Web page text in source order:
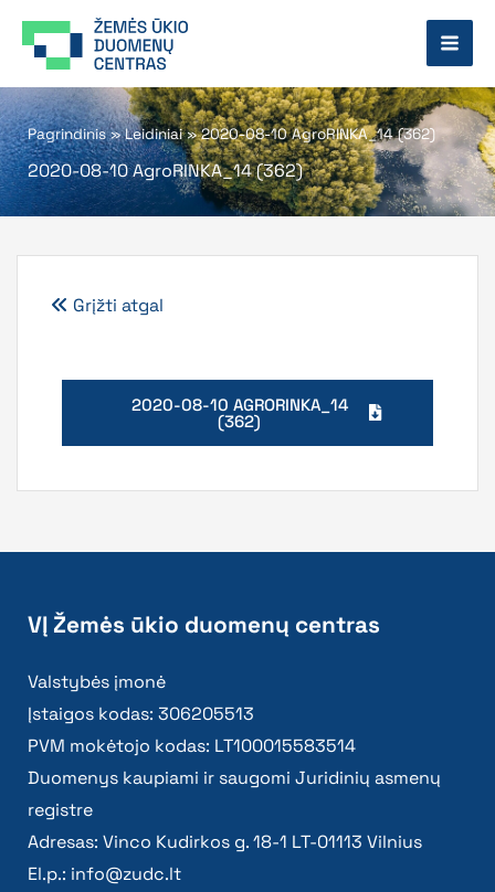
prie
Pagrindinis»Leidiniai»2020-08-10 AgroRINKA_14 (362)
2020-08-10 AgroRINKA_14 (362)
Grįžti atgal
2020-08-10 AGRORINKA_14
(362)
VĮ Žemės ūkio duomenų centras
Valstybės įmonė
Įstaigos kodas: 306205513
PVM mokėtojo kodas: LT100015583514
Duomenys kaupiami ir saugomi Juridinių asmenų
registre
Adresas: Vinco Kudirkos g. 18-1 LT-01113 Vilnius
El.p.: info@zudc.lt